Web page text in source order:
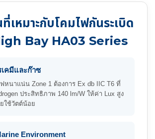
เหมาะกับโคมไฟกันระเบิด
Bay HA03 Series
เคมีและก๊าซ
หนาแน่น Zone 1 ต้องการ Ex db IIC T6 ที่
ประสิทธิภาพ 140 lm/W ให้ค่า Lux สูง
ใช้วัตต์น้อย
Environment